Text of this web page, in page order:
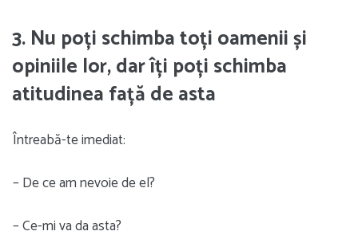
3. Nu poți schimba toți oamenii și
opiniile lor, dar îți poți schimba
atitudinea față de asta
Întreabă-te imediat:
– De ce am nevoie de el?
– Ce-mi va da asta?